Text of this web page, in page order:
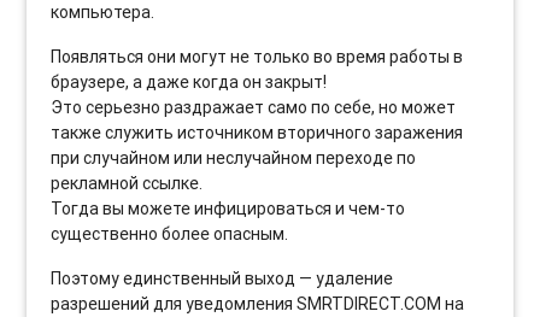
компьютера.
Появляться они могут не только во время работы в
браузере, а даже когда он закрыт!
Это серьезно раздражает само по себе, но может
также служить источником вторичного заражения
при случайном или неслучайном переходе по
рекламной ссылке.
Тогда вы можете инфицироваться и чем-то
существенно более опасным.
Поэтому единственный выход — удаление
разрешений для уведомления SMRTDIRECT.COM на